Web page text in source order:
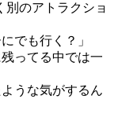
別のアトラクショ
でも行く？」
ってる中では一
うな気がするん